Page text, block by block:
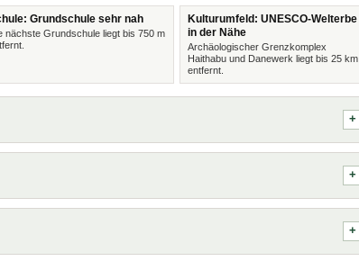
Grundschule sehr nah
nächste Grundschule liegt bis 750 m
Kulturumfeld: UNESCO-Welterbe
in der Nähe
Archäologischer Grenzkomplex
Haithabu und Danewerk liegt bis 25 km
entfernt.